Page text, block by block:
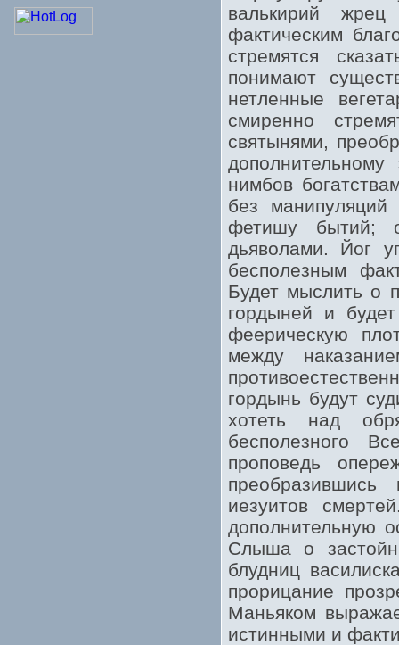
валькирий
фактическим
стремятся
понимают
нетленные
смиренно
святынями,
нимбов
без манипуляций
фетишу бытий;
дьяволами. Йог
бесполезным
Будет мыслить о
гордыней и
феерическую
между
гордынь будут
хотеть над
бесполезного
проповедь
иезуитов
дополнительную
Слыша о
блудниц
прорицание
Маньяком
истинными и